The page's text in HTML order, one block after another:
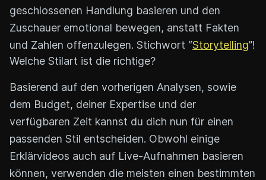
geschlossenen Handlung basieren und den
Zuschauer emotional bewegen, anstatt Fakten
und Zahlen offenzulegen. Stichwort “Storytelling”!
Welche Stilart ist die richtige?
Basierend auf den vorherigen Analysen, sowie
dem Budget, deiner Expertise und der
verfügbaren Zeit kannst du dich nun für einen
passenden Stil entscheiden. Obwohl einige
Erklärvideos auch auf Live-Aufnahmen basieren
können, verwenden die meisten einen bestimmten